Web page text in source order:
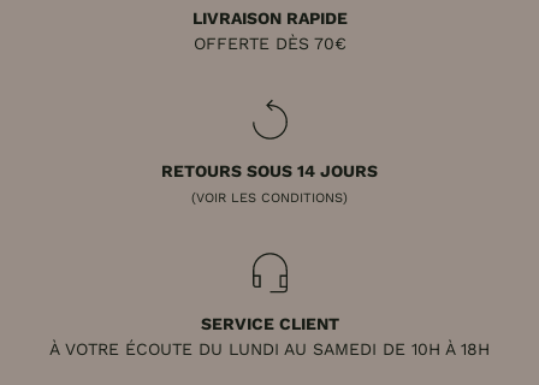
LIVRAISON RAPIDE
OFFERTE DÈS 70€
RETOURS SOUS 14 JOURS
(VOIR LES CONDITIONS)
SERVICE CLIENT
À VOTRE ÉCOUTE DU LUNDI AU SAMEDI DE 10H À 18H